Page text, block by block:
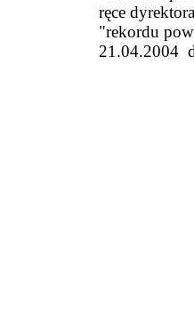
ręce
"rekordu
21.04.2004